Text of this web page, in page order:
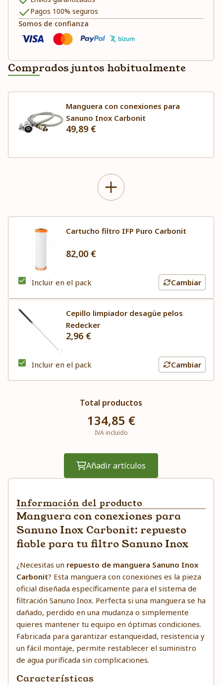
Pagos 100% seguros
Somos de confianza
Comprados juntos habitualmente
Manguera con conexiones para
Sanuno Inox Carbonit
49,89 €
Cartucho filtro IFP Puro Carbonit
82,00 €
Incluir en el pack Cambiar
Cepillo limpiador desagüe pelos
Redecker
2,96 €
Incluir en el pack Cambiar
Total productos
134,85 €
IVA incluido
Añadir artículos
Información del producto
Manguera con conexiones para
Sanuno Inox Carbonit: repuesto
fiable para tu filtro Sanuno Inox
¿Necesitas un repuesto de manguera Sanuno Inox
Carbonit? Esta manguera con conexiones es la pieza
oficial diseñada específicamente para el sistema de
filtración Sanuno Inox. Perfecta si una manguera se ha
dañado, perdido en una mudanza o simplemente
quieres mantener tu equipo en óptimas condiciones.
Fabricada para garantizar estanqueidad, resistencia y
un fácil montaje, permite restablecer el suministro
de agua purificada sin complicaciones.
Características